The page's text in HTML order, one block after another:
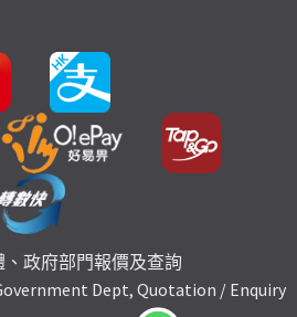
政府部門報價及查詢
Dept, Quotation / Enquiry